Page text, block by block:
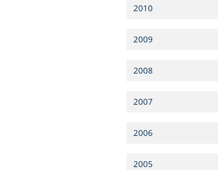
2010
2009
2008
2007
2006
2005